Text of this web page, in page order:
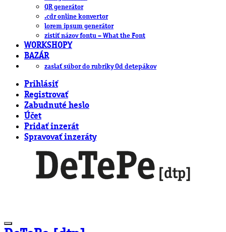
QR generátor
.cdr online konvertor
lorem ipsum generátor
zistiť názov fontu – What the Font
WORKSHOPY
BAZÁR
zaslať súbor do rubriky Od detepákov
Prihlásiť
Registrovať
Zabudnuté heslo
Účet
Pridať inzerát
Spravovať inzeráty